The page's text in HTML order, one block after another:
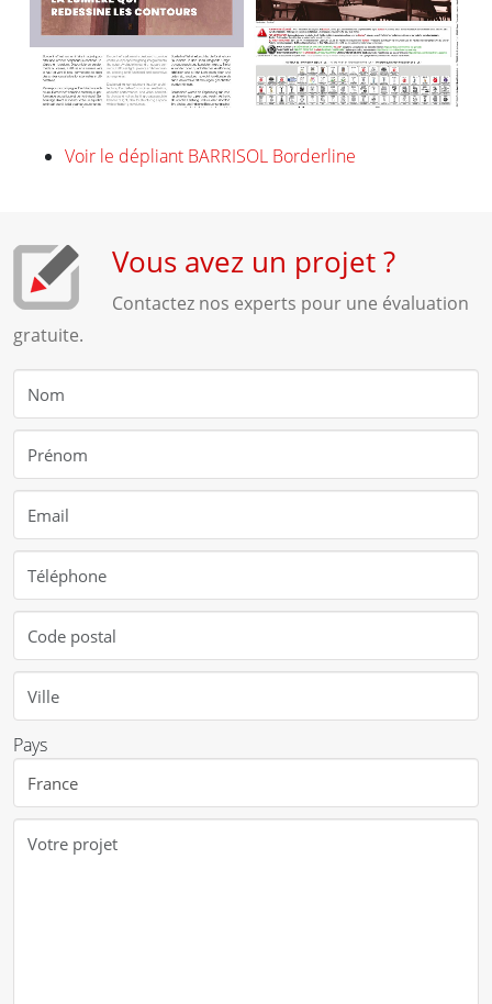
Voir le dépliant BARRISOL Borderline
Vous avez un projet ?
Contactez nos experts pour une évaluation
gratuite.
Pays